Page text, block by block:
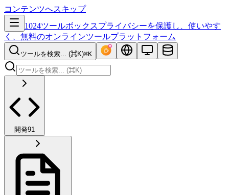
コンテンツへスキップ
1024ツールボックスプライバシーを保護し、使いやす
く、無料のオンラインツールプラットフォーム
ツールを検索... (⌘K)⌘K
開発91